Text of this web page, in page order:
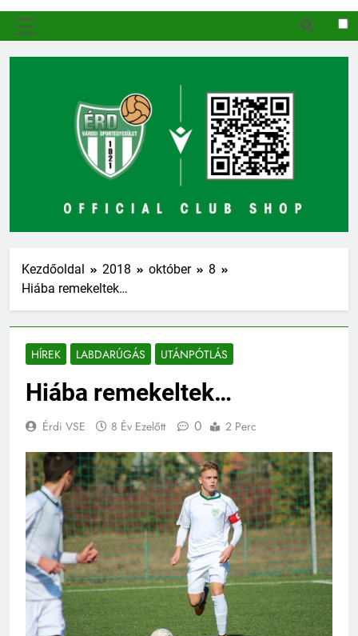
Kezdőoldal 2018 október
8
Hiába remekeltek…
HÍREK LABDARÚGÁS UTÁNPÓTLÁS
Hiába remekeltek…
Érdi VSE 8 Év Ezelőtt 0 2 Perc